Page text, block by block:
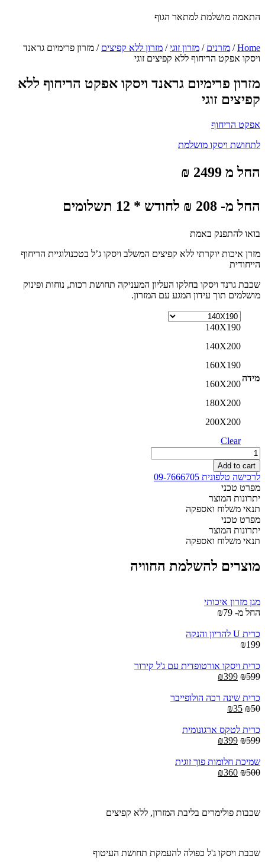
התאמה מושלמת למתאר הגוף
Home
/ מזרנים / מזרון זוגי/ מזרון ללא קפיצים / מזרון פרימיום גראנד
ויסקו אפקט הריחוף ללא קפיצים זוגי
מזרון פרימיום גראנד ויסקו אפקט הריחוף ללא
קפיצים זוגי
אפקט הריחוף
לתחושת ויסקו מושלמת
החל מ 2499 ₪
החל מ- 208 ₪ לחודש * 12 תשלומים
בואו להתפנק באמת
מזרן איכות יוקרתי ללא קפיצים המשלב ויסקו ג’ל בטכנולוגיית הריחוף
הייחודית
שכבת גרנד ויסקו בחלקו העליון המעניקה תחושת רכות, נוחות ופינוק
מושלמים תוך עידון המגע עם המזרון.
מידה
140X190
140X200
160X190
160X200
180X200
200X200
Clear
מזרון
פרימיום
גראנד
ויסקו
אפקט
הריחוף
ללא
קפיצים
זוגי
quantity
Add to cart
לרכישה טלפונית 09-7666705
מפרט טכני
יתרונות המוצר
תנאי משלוח ואספקה
מפרט טכני
יתרונות המוצר
תנאי משלוח ואספקה
מוצרים להשלמת החוויה
מגן מזרון איכותי
החל מ-
₪79
כרית U להריון והנקה
₪199
כרית ויסקו אורטופדית עם ג'ל קירור
₪599
Original
was:
₪599.
₪399
is:
כרית שינה רכה הולופייבר
₪50
Original
was:
₪50.
₪35
is:
₪35.
כרית לטקס ארגונומית
₪599
Original
was:
₪599.
₪399
is:
שמיכת חלומות פוך זוגית
₪500
Original
₪360
שכבות פולימרים בליבת המזרון, ללא קפיצים
שכבת ויסקו ג'ל כפולה להעמקת תחושת העיטוף